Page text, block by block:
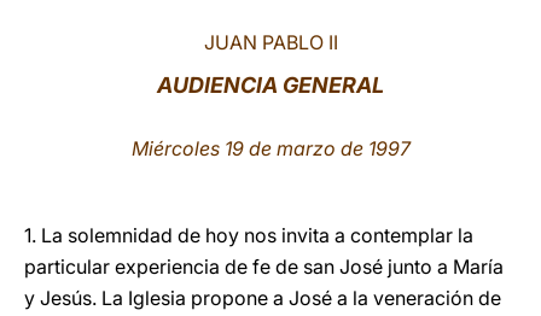
JUAN PABLO II
AUDIENCIA GENERAL
Miércoles 19 de marzo de 1997
1. La solemnidad de hoy nos invita a contemplar la
particular experiencia de fe de san José junto a María
y Jesús. La Iglesia propone a José a la veneración de